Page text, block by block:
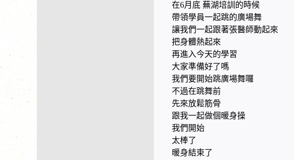
在6月底 蕪湖培訓的時候
帶領學員一起跳的廣場舞
讓我們一起跟著張醫師動起來
把身體熱起來
再進入今天的學習
大家準備好了嗎
我們要開始跳廣場舞囉
不過在跳舞前
先來放鬆筋骨
跟我一起做個暖身操
我們開始
太棒了
暖身結束了